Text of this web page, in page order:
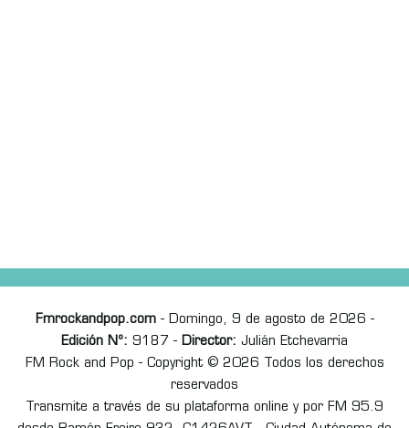
Fmrockandpop.com- Domingo, 9 de agosto de 2026 -
Edición Nº: 9187 - Director: Julián Etchevarria
FM Rock and Pop - Copyright © 2026 Todos los derechos
reservados
Transmite a través de su plataforma online y por FM 95.9